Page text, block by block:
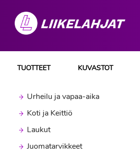
TUOTTEET KUVASTOT
Urheilu ja vapaa-aika
Koti ja Keittiö
Laukut
Juomatarvikkeet